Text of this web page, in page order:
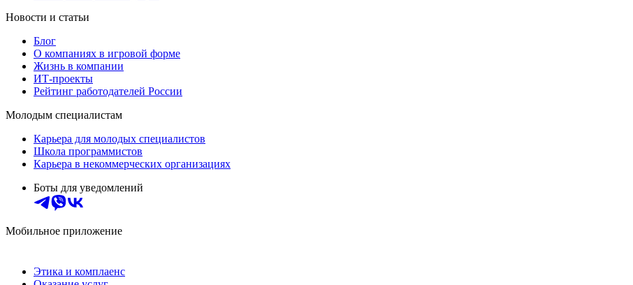
Новости и статьи
Блог
О компаниях в игровой форме
Жизнь в компании
ИТ-проекты
Рейтинг работодателей России
Молодым специалистам
Карьера для молодых специалистов
Школа программистов
Карьера в некоммерческих организациях
Боты для уведомлений
Мобильное приложение
Этика и комплаенс